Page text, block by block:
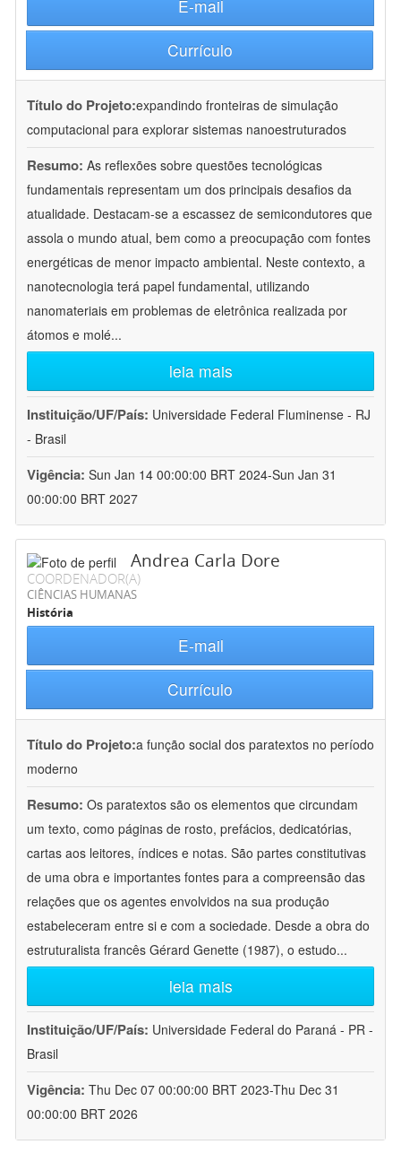
E-mail
Currículo
Título do Projeto:expandindo fronteiras de simulação
computacional para explorar sistemas nanoestruturados
Resumo: As reflexões sobre questões tecnológicas
fundamentais representam um dos principais desafios da
atualidade. Destacam-se a escassez de semicondutores que
assola o mundo atual, bem como a preocupação com fontes
energéticas de menor impacto ambiental. Neste contexto, a
nanotecnologia terá papel fundamental, utilizando
nanomateriais em problemas de eletrônica realizada por
átomos e molé...
leia mais
Instituição/UF/País: Universidade Federal Fluminense - RJ
- Brasil
Vigência: Sun Jan 14 00:00:00 BRT 2024-Sun Jan 31
00:00:00 BRT 2027
Andrea Carla Dore
COORDENADOR(A)
CIÊNCIAS HUMANAS
História
E-mail
Currículo
Título do Projeto:a função social dos paratextos no período
moderno
Resumo: Os paratextos são os elementos que circundam
um texto, como páginas de rosto, prefácios, dedicatórias,
cartas aos leitores, índices e notas. São partes constitutivas
de uma obra e importantes fontes para a compreensão das
relações que os agentes envolvidos na sua produção
estabeleceram entre si e com a sociedade. Desde a obra do
estruturalista francês Gérard Genette (1987), o estudo...
leia mais
Instituição/UF/País: Universidade Federal do Paraná - PR -
Brasil
Vigência: Thu Dec 07 00:00:00 BRT 2023-Thu Dec 31
00:00:00 BRT 2026